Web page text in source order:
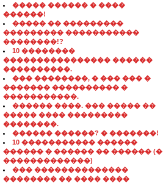
����� ������ � ����
������!
����� �� ���������
��������� �����������
��������!?
10 ��������
���������������� ������
����������.
��� ��������, � ��� ��� �
������� ���������� �
�����������.
������ ����. ��� ����� ��
����� ���� ���������
��������.
������ ������? � �������!
10 ����������� ������
������ � ������ �� ������ (�
�������������)
��� ��������������
�������� �� ���� ����